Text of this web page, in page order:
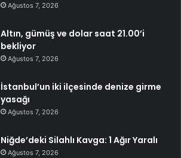
Ağustos 7, 2026
Altın, gümüş ve dolar saat 21.00’i
bekliyor
Ağustos 7, 2026
İstanbul’un iki ilçesinde denize girme
yasağı
Ağustos 7, 2026
Niğde’deki Silahlı Kavga: 1 Ağır Yaralı
Ağustos 7, 2026